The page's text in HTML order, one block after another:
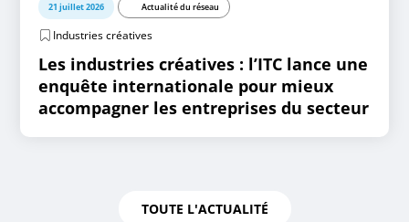
21 juillet 2026 Actualité du réseau
Industries créatives
Les industries créatives : l’ITC lance une
enquête internationale pour mieux
accompagner les entreprises du secteur
TOUTE L'ACTUALITÉ